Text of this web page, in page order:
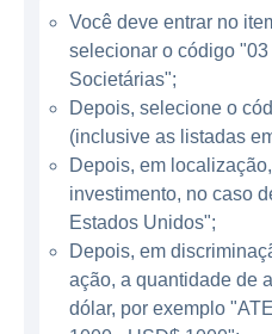
plataformas de
produtos da empresa
resolver desafios
empresas em relação
à proteção contra
garantindo que suas
seguras e eficientes.
MODELO DE
NETWORKS
Você deve entrar no
selecionar o código
Societárias";
Depois, selecione o
(inclusive as listadas
Depois, em
investimento, no caso
Estados Unidos";
Depois, em
ação, a quantidade de
dólar, por exemplo